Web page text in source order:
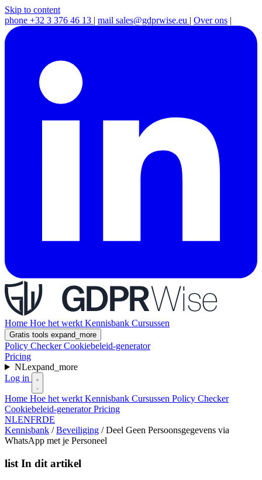
Skip to content
phone +32 3 376 46 13 | mail sales@gdprwise.eu | Over ons |
Home Hoe het werkt Kennisbank Cursussen
Gratis tools expand_more
Policy CheckerCookiebeleid-generator
Pricing
NLexpand_more
Log in
Home Hoe het werkt Kennisbank Cursussen Policy Checker
Cookiebeleid-generatorPricing
NLENFRDE
Kennisbank / Beveiliging / Deel Geen Persoonsgegevens via
WhatsApp met je Personeel
list In dit artikel